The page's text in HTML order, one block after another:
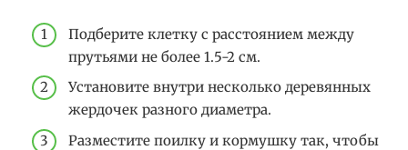
Подберите клетку с расстоянием между
прутьями не более 1.5-2 см.
Установите внутри несколько деревянных
жердочек разного диаметра.
Разместите поилку и кормушку так, чтобы